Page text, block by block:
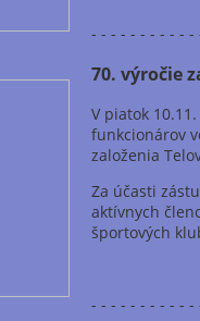
- - - - - - - - - - -
70. výročie
V piatok
funkcionárov
založenia
Za účasti
aktívnych
športových
- - - - - - - - - - -